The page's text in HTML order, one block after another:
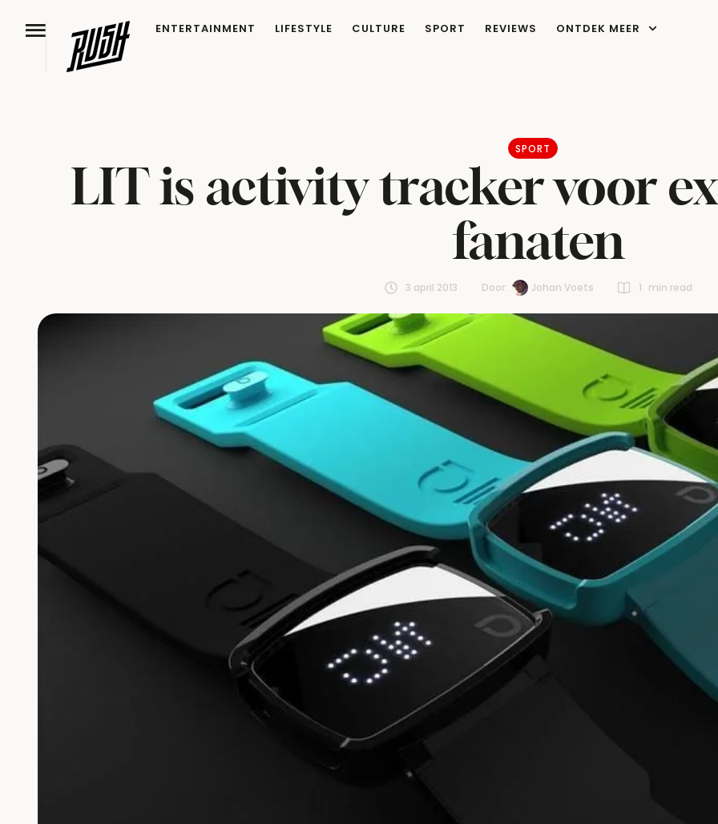
ENTERTAINMENT LIFESTYLE CULTURE SPORT REVIEWS ONTDEK MEER
SPORT
LIT is activity tracker voor
fanaten
3 april 2013 Door: Johan Voets 1 min read